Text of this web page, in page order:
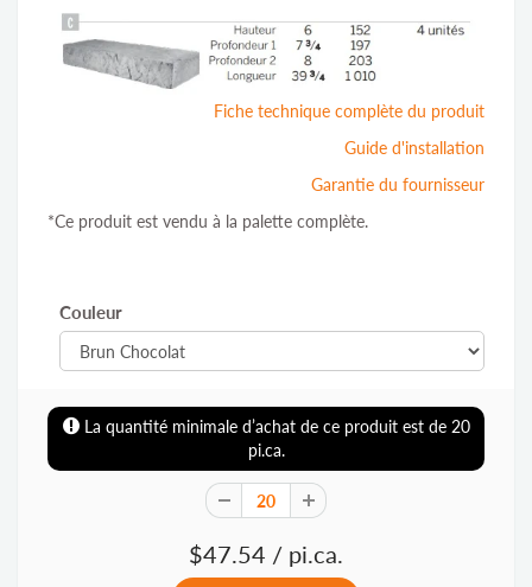
Fiche technique complète du produit
Guide d'installation
Garantie du fournisseur
*Ce produit est vendu à la palette complète.
Couleur
La quantité minimale d’achat de ce produit est de 20
pi.ca.
$47.54 / pi.ca.